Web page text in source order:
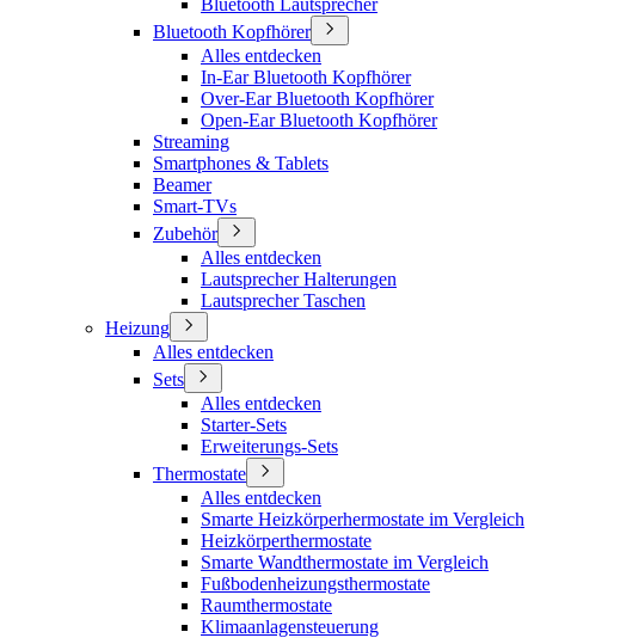
Bluetooth Lautsprecher
Bluetooth Kopfhörer
Alles entdecken
In-Ear Bluetooth Kopfhörer
Over-Ear Bluetooth Kopfhörer
Open-Ear Bluetooth Kopfhörer
Streaming
Smartphones & Tablets
Beamer
Smart-TVs
Zubehör
Alles entdecken
Lautsprecher Halterungen
Lautsprecher Taschen
Heizung
Alles entdecken
Sets
Alles entdecken
Starter-Sets
Erweiterungs-Sets
Thermostate
Alles entdecken
Smarte Heizkörperhermostate im Vergleich
Heizkörperthermostate
Smarte Wandthermostate im Vergleich
Fußbodenheizungsthermostate
Raumthermostate
Klimaanlagensteuerung